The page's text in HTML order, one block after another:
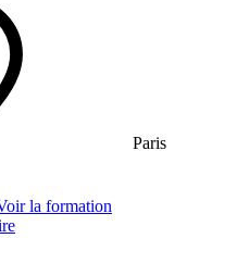
Paris
la formation